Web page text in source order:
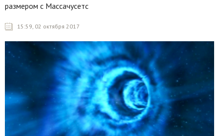
размером с Массачусетс
15:59, 02 октября 2017